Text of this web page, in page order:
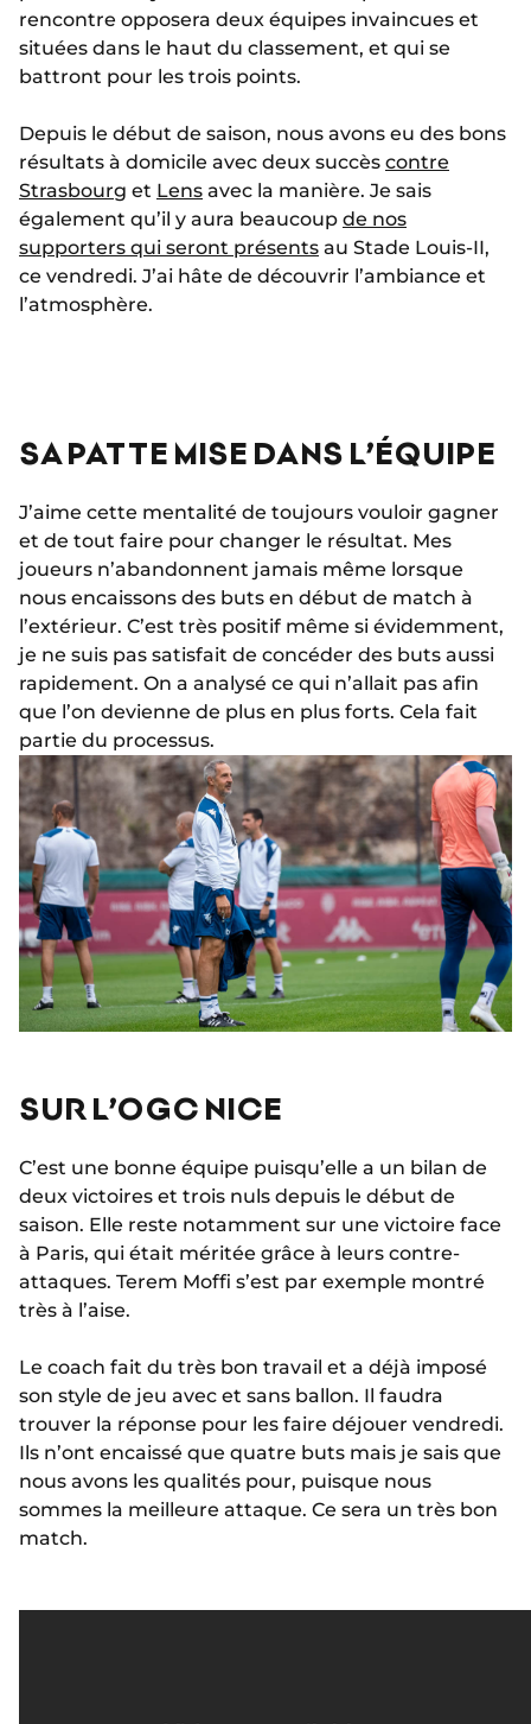
rencontre opposera deux équipes invaincues et
situées dans le haut du classement, et qui se
battront pour les trois points.
Depuis le début de saison, nous avons eu des bons
résultats à domicile avec deux succès contre
Strasbourg et Lens avec la manière. Je sais
également qu’il y aura beaucoup de nos
supporters qui seront présents au Stade Louis-II,
ce vendredi. J’ai hâte de découvrir l’ambiance et
l’atmosphère.
SA PATTE MISE DANS L’ÉQUIPE
J’aime cette mentalité de toujours vouloir gagner
et de tout faire pour changer le résultat. Mes
joueurs n’abandonnent jamais même lorsque
nous encaissons des buts en début de match à
l’extérieur. C’est très positif même si évidemment,
je ne suis pas satisfait de concéder des buts aussi
rapidement. On a analysé ce qui n’allait pas afin
que l’on devienne de plus en plus forts. Cela fait
partie du processus.
SUR L’OGC NICE
C’est une bonne équipe puisqu’elle a un bilan de
deux victoires et trois nuls depuis le début de
saison. Elle reste notamment sur une victoire face
à Paris, qui était méritée grâce à leurs contre-
attaques. Terem Moffi s’est par exemple montré
très à l’aise.
Le coach fait du très bon travail et a déjà imposé
son style de jeu avec et sans ballon. Il faudra
trouver la réponse pour les faire déjouer vendredi.
Ils n’ont encaissé que quatre buts mais je sais que
nous avons les qualités pour, puisque nous
sommes la meilleure attaque. Ce sera un très bon
match.